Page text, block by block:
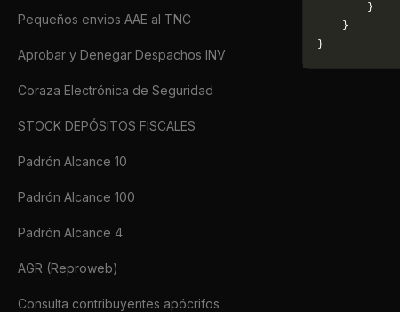
Pequeños envios AAE al TNC
Aprobar y Denegar Despachos INV
Coraza Electrónica de Seguridad
STOCK DEPÓSITOS FISCALES
Padrón Alcance 10
Padrón Alcance 100
Padrón Alcance 4
AGR (Reproweb)
Consulta contribuyentes apócrifos
        }
    }
}